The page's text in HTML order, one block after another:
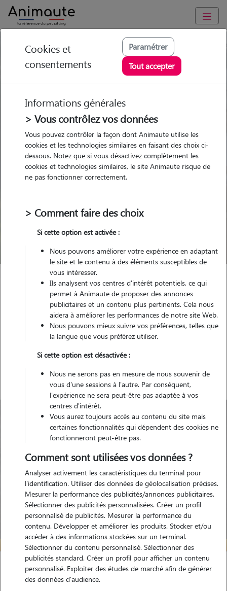
Trouvez votre gardien idéal !
Garde
chez le Pet Sitter
Garde
chez le Pet Sitter Visites
Visites
Pour quel animal ?
Trouver mon Pet Sitter
Garde animaux France Auvergne-Rhône-Alpes
Isère
Villefontaine
Nos gardiens à Villefontaine
Alexia
Villefontaine 38090
Cookies et
consentements
Paramétrer
Tout accepter
Informations générales
> Vous contrôlez vos données
Vous pouvez contrôler la façon dont Animaute utilise les
cookies et les technologies similaires en faisant des choix ci-
dessous. Notez que si vous désactivez complètement les
cookies et technologies similaires, le site Animaute risque de
ne pas fonctionner correctement.
> Comment faire des choix
Si cette option est activée :
Nous pouvons améliorer votre expérience en adaptant
le site et le contenu à des éléments susceptibles de
vous intéresser.
Ils analysent vos centres d'intérêt potentiels, ce qui
permet à Animaute de proposer des annonces
publicitaires et un contenu plus pertinents. Cela nous
aidera à améliorer les performances de notre site Web.
Nous pouvons mieux suivre vos préférences, telles que
la langue que vous préférez utiliser.
Si cette option est désactivée :
Nous ne serons pas en mesure de nous souvenir de
vous d'une sessions à l'autre. Par conséquent,
l'expérience ne sera peut-être pas adaptée à vos
centres d'intérêt.
Vous aurez toujours accès au contenu du site mais
certaines fonctionnalités qui dépendent des cookies ne
fonctionneront peut-être pas.
Comment sont utilisées vos données ?
Analyser activement les caractéristiques du terminal pour
l'identification. Utiliser des données de géolocalisation précises.
Mesurer la performance des publicités/annonces publicitaires.
Sélectionner des publicités personnalisées. Créer un profil
personnalisé de publicités. Mesurer la performance du
contenu. Développer et améliorer les produits. Stocker et/ou
accéder à des informations stockées sur un terminal.
Sélectionner du contenu personnalisé. Sélectionner des
publicités standard. Créer un profil pour afficher un contenu
personnalisé. Exploiter des études de marché afin de générer
des données d'audience.